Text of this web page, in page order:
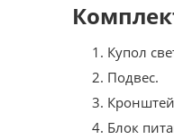
Купол
Подвес.
Блок